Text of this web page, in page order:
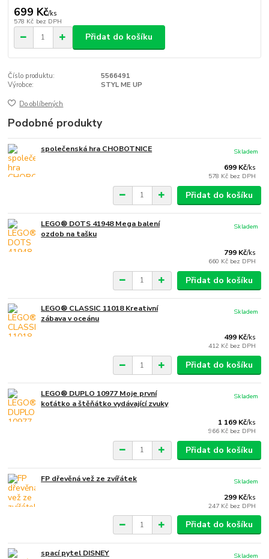
699 Kč/ks
578 Kč bez DPH
Přidat do košíku
Číslo produktu:
5566491
Výrobce:
STYL ME UP
Do oblíbených
Podobné produkty
společenská hra CHOBOTNICE
699 Kč/ks
578 Kč bez DPH
Skladem
Přidat do košíku
LEGO® DOTS 41948 Mega balení
ozdob na tašku
799 Kč/ks
660 Kč bez DPH
Skladem
Přidat do košíku
LEGO® CLASSIC 11018 Kreativní
zábava v oceánu
499 Kč/ks
412 Kč bez DPH
Skladem
Přidat do košíku
LEGO® DUPLO 10977 Moje první
koťátko a štěňátko vydávající zvuky
1 169 Kč/ks
966 Kč bez DPH
Skladem
Přidat do košíku
FP dřevěná vež ze zvířátek
299 Kč/ks
247 Kč bez DPH
Skladem
Přidat do košíku
spací pytel DISNEY
Skladem